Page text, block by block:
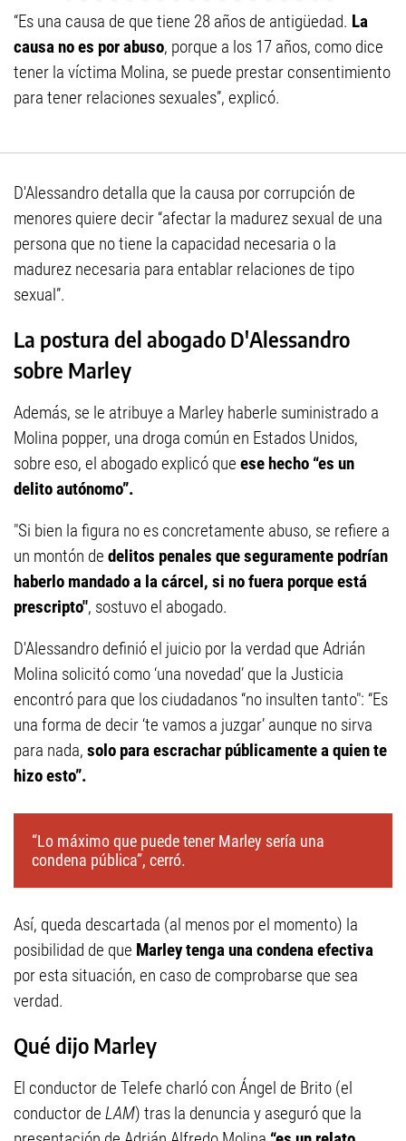
“Es una causa de que tiene 28 años de antigüedad. La
causa no es por abuso, porque a los 17 años, como dice
tener la víctima Molina, se puede prestar consentimiento
para tener relaciones sexuales”, explicó.
D'Alessandro detalla que la causa por corrupción de
menores quiere decir “afectar la madurez sexual de una
persona que no tiene la capacidad necesaria o la
madurez necesaria para entablar relaciones de tipo
sexual”.
La postura del abogado D'Alessandro
sobre Marley
Además, se le atribuye a Marley haberle suministrado a
Molina popper, una droga común en Estados Unidos,
sobre eso, el abogado explicó que ese hecho “es un
delito autónomo”.
"Si bien la figura no es concretamente abuso, se refiere a
un montón de delitos penales que seguramente podrían
haberlo mandado a la cárcel, si no fuera porque está
prescripto", sostuvo el abogado.
D'Alessandro definió el juicio por la verdad que Adrián
Molina solicitó como ‘una novedad’ que la Justicia
encontró para que los ciudadanos “no insulten tanto": “Es
una forma de decir ‘te vamos a juzgar’ aunque no sirva
para nada, solo para escrachar públicamente a quien te
hizo esto”.
“Lo máximo que puede tener Marley sería una
condena pública”, cerró.
Así, queda descartada (al menos por el momento) la
posibilidad de que Marley tenga una condena efectiva
por esta situación, en caso de comprobarse que sea
verdad.
Qué dijo Marley
El conductor de Telefe charló con Ángel de Brito (el
conductor de LAM) tras la denuncia y aseguró que la